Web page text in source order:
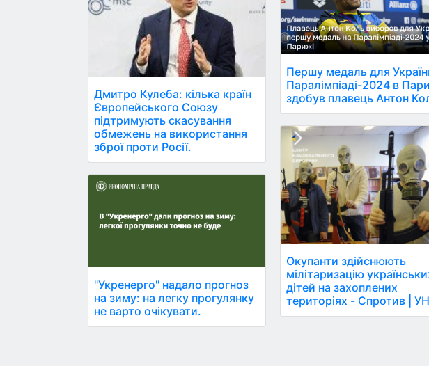
Дмитро Кулеба: кілька країн
Європейського Союзу
підтримують скасування
обмежень на використання
зброї проти Росії.
"Укренерго" надало прогноз
на зиму: на легку прогулянку
не варто очікувати.
Першу медаль для
Паралімпіаді-2024 в
здобув плавець Антон
Окупанти здійснюють
мілітаризацію
дітей на захоплених
територіях - Спротив |